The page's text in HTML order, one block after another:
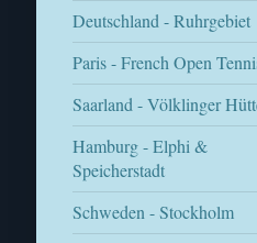
Deutschland - Ruhrgebiet
Paris - French Open
Saarland - Völklinger
Hamburg - Elphi &
Speicherstadt
Schweden - Stockholm